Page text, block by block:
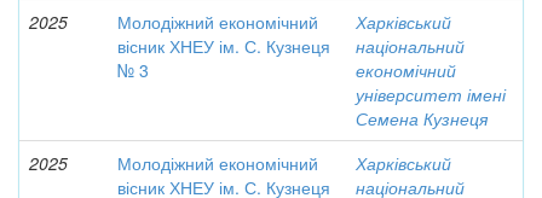
2025
Молодіжний економічний
вісник ХНЕУ ім. С. Кузнеця
№ 3
Харківський
національний
економічний
університет імені
Семена Кузнеця
2025
Молодіжний економічний
вісник ХНЕУ ім. С. Кузнеця
Харківський
національний